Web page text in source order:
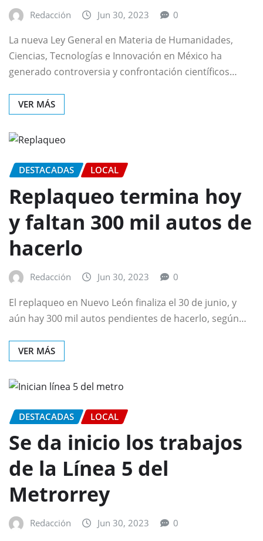
Redacción Jun 30, 2023 0
La nueva Ley General en Materia de Humanidades,
Ciencias, Tecnologías e Innovación en México ha
generado controversia y confrontación científicos…
VER MÁS
DESTACADAS LOCAL
Replaqueo termina hoy
y faltan 300 mil autos de
hacerlo
Redacción Jun 30, 2023 0
El replaqueo en Nuevo León finaliza el 30 de junio, y
aún hay 300 mil autos pendientes de hacerlo, según…
VER MÁS
DESTACADAS LOCAL
Se da inicio los trabajos
de la Línea 5 del
Metrorrey
Redacción Jun 30, 2023 0